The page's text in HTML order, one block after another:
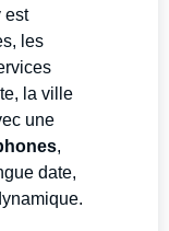
est
les
la ville
une
,
date,